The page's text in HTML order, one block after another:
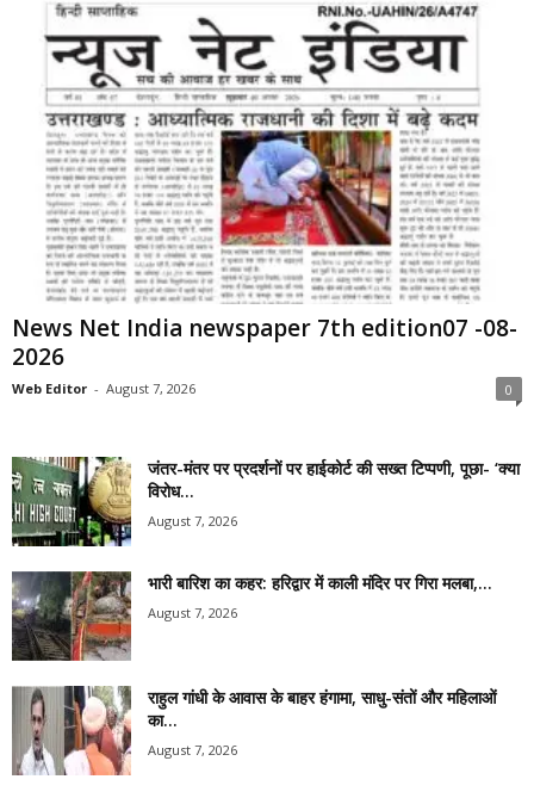
News Net India newspaper 7th edition07 -08-
2026
Web Editor - August 7, 2026 0
जंतर-मंतर पर प्रदर्शनों पर हाईकोर्ट की सख्त टिप्पणी, पूछा- ‘क्या
विरोध...
August 7, 2026
भारी बारिश का कहर: हरिद्वार में काली मंदिर पर गिरा मलबा,...
August 7, 2026
राहुल गांधी के आवास के बाहर हंगामा, साधु-संतों और महिलाओं
का...
August 7, 2026